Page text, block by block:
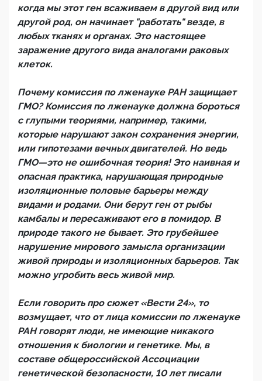
когда мы этот ген всаживаем в другой вид или
другой род, он начинает "работать" везде, в
любых тканях и органах. Это настоящее
заражение другого вида аналогами раковых
клеток.
Почему комиссия по лженауке РАН защищает
ГМО? Комиссия по лженауке должна бороться
с глупыми теориями, например, такими,
которые нарушают закон сохранения энергии,
или гипотезами вечных двигателей. Но ведь
ГМО—это не ошибочная теория! Это наивная и
опасная практика, нарушающая природные
изоляционные половые барьеры между
видами и родами. Они берут ген от рыбы
камбалы и пересаживают его в помидор. В
природе такого не бывает. Это грубейшее
нарушение мирового замысла организации
живой природы и изоляционных барьеров. Так
можно угробить весь живой мир.
Если говорить про сюжет «Вести 24», то
возмущает, что от лица комиссии по лженауке
РАН говорят люди, не имеющие никакого
отношения к биологии и генетике. Мы, в
составе общероссийской Ассоциации
генетической безопасности, 10 лет писали